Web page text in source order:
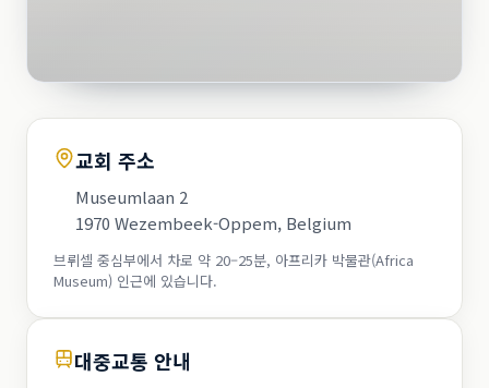
교회 주소
Museumlaan 2
1970 Wezembeek-Oppem, Belgium
브뤼셀 중심부에서 차로 약 20–25분, 아프리카 박물관(Africa
Museum) 인근에 있습니다.
대중교통 안내